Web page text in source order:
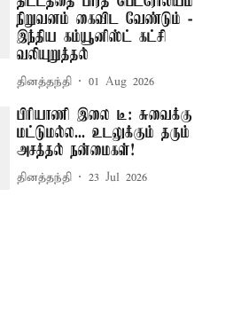
நிறுவனம் கைவிட வேண்டும் -
இந்திய கம்யூனிஸ்ட் கட்சி
வலியுறுத்தல்
தினத்தந்தி 01 Aug 2026
பிரியாணி இலை டீ: சுவைக்கு
மட்டுமல்ல... உடலுக்கும் தரும்
அசத்தல் நன்மைகள்!
தினத்தந்தி 23 Jul 2026